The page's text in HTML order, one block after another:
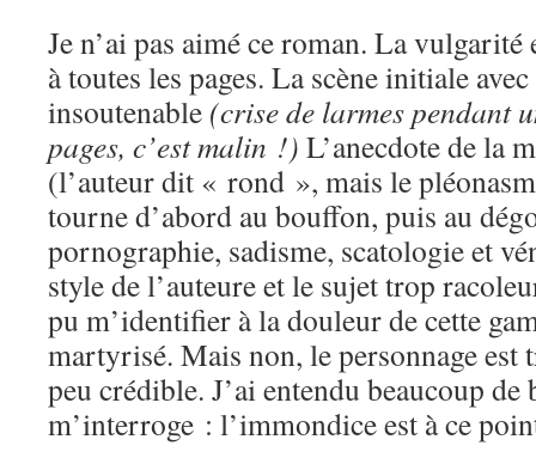
Je n’ai pas aimé ce roman. La
à toutes les pages. La scène initiale
insoutenable (crise de larmes pendant
pages, c’est malin !) L’anecdote de la
(l’auteur dit « rond », mais le
tourne d’abord au bouffon, puis au
pornographie, sadisme, scatologie et
style de l’auteure et le sujet trop
pu m’identifier à la douleur de cette
martyrisé. Mais non, le personnage est
peu crédible. J’ai entendu beaucoup de
m’interroge : l’immondice est à ce